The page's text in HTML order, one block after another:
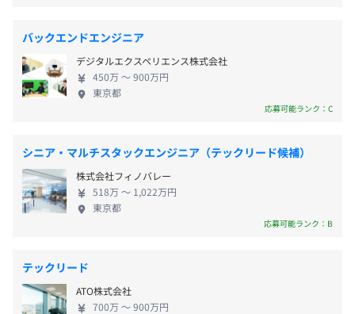
SQS, Lambda, etc), Docker
・バージョン管理: Git/GitHub
・CI/CD: CircleCI, GitHub Actions, CodeBuild
・AIツール: Claude Code, GitHub Copilot, Devin, Gemini
配属されるシステム開発部TMSソリューションシステムG
れぞれのチームと関わり、一緒に協力して取り組むことを
大切にしています。
従業員に対する受動喫煙対策：あり
対策内容：敷地内禁煙
・夏季・年末年始休暇
・特別休暇、慶弔休暇、サンクスホリデー、産休・育休
等
・各種社会保険完備
・通勤交通費支給
・育休復職祝い金制度
・企業型確定拠出年金制度
バックエンドエンジニア
デジタルエクスペリエンス株式会社
450万 〜 900万円
東京都
応募可能ランク：C
シニア・マルチスタックエンジニア（テックリード候補）
株式会社フィノバレー
518万 〜 1,022万円
東京都
応募可能ランク：B
テックリード
ATO株式会社
700万 〜 900万円